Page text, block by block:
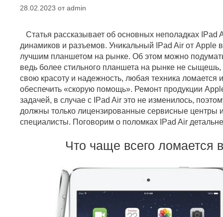
28.02.2023 от admin
Статья рассказывает об основных неполадках IPad
динамиков и разъемов. Уникальный IPad Air от Apple
лучшим планшетом на рынке. Об этом можно
ведь более стильного планшета на рынке не
свою красоту и надежность, любая техника ломается
обеспечить «скорую помощь». Ремонт продукции
задачей, в случае с IPad Air это не изменилось,
должны только лицензированные сервисные центры
специалисты. Поговорим о поломках IPad Air
Что чаще всего ломается